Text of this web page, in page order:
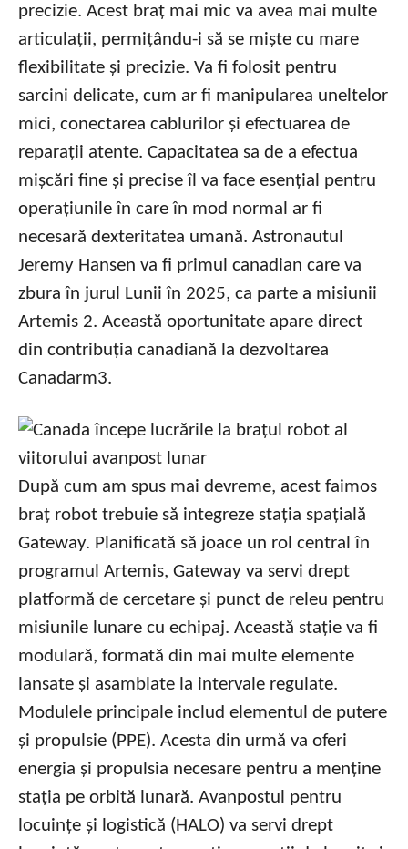
precizie. Acest braț mai mic va avea mai multe
articulații, permițându-i să se miște cu mare
flexibilitate și precizie. Va fi folosit pentru
sarcini delicate, cum ar fi manipularea uneltelor
mici, conectarea cablurilor și efectuarea de
reparații atente. Capacitatea sa de a efectua
mișcări fine și precise îl va face esențial pentru
operațiunile în care în mod normal ar fi
necesară dexteritatea umană. Astronautul
Jeremy Hansen va fi primul canadian care va
zbura în jurul Lunii în 2025, ca parte a misiunii
Artemis 2. Această oportunitate apare direct
din contribuția canadiană la dezvoltarea
Canadarm3.
După cum am spus mai devreme, acest faimos
braț robot trebuie să integreze stația spațială
Gateway. Planificată să joace un rol central în
programul Artemis, Gateway va servi drept
platformă de cercetare și punct de releu pentru
misiunile lunare cu echipaj. Această stație va fi
modulară, formată din mai multe elemente
lansate și asamblate la intervale regulate.
Modulele principale includ elementul de putere
și propulsie (PPE). Acesta din urmă va oferi
energia și propulsia necesare pentru a menține
stația pe orbită lunară. Avanpostul pentru
locuințe și logistică (HALO) va servi drept